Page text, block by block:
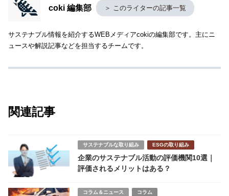
coki 編集部 ＞ このライターの記事一覧
サステナブル情報を紹介するWEBメディアcokiの編集部です。主にニ
ュースや解説記事などを担当するチームです。
関連記事
サステナブルな取り組み ESGの取り組み
企業のサステナブル活動の評価機関10選｜
評価されるメリットはある？
コラム＆ニュース コラム